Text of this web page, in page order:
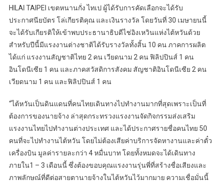
HILAI TAIPEI เขตหนานกั่ง ไทเป ผู้ได้รับการคัดเลือกจะได้รับ
ประกาศนียบัตร โล่เกียรติคุณ และเงินรางวัล โดยวันที่ 30 เมษายนนี้
จะได้รับเกียรติให้เข้าพบประธานาธิบดีไช่อิงเหวินแห่งไต้หวันด้วย
สำหรับปีนี้มีแรงงานต่างชาติได้รับรางวัลทั้งสิ้น 10 คน ภาคการผลิต
ได้แก่ แรงงานสัญชาติไทย 2 คน เวียดนาม 2 คน ฟิลิปปินส์ 1 คน
อินโดนีเซีย 1 คน และภาคสวัสดิการสังคม สัญชาติอินโดนีเซีย 2 คน
เวียดนาม 1 คน และฟิลิปปินส์ 1 คน
“ไต้หวันเป็นดินแดนที่คนไทยเดินทางไปทำงานมากที่สุดเพราะเป็นที่
ต้องการของนายจ้าง ล่าสุดกระทรวงแรงงานจัดกิจกรรมส่งเสริม
แรงงานไทยไปทำงานต่างประเทศ และได้ประกาศรายชื่อคนไทย 50
คนที่จะไปทำงานไต้หวัน โดยไม่ต้องเสียค่าบริการจัดหางานและค่าตั๋ว
เครื่องบิน มูลค่ารายละกว่า 4 หมื่นบาท โดยทั้งหมดจะได้เดินทาง
ภายใน1 – 3 เดือนนี้ ซึ่งต้องขอบคุณแรงงานรุ่นพี่ที่สร้างชื่อเสียงและ
ภาพลักษณ์ที่ดีต่อสายตานายจ้างในไต้หวันไว้มากมาย ความเชื่อมั่นนี้